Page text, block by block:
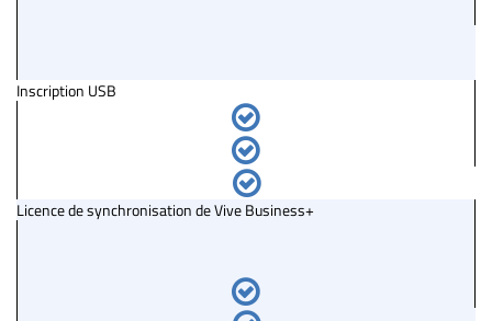
Inscription USB
Licence de synchronisation de Vive Business+